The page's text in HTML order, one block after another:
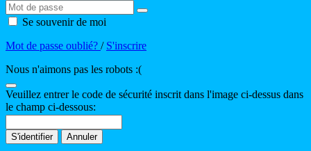
Se souvenir de moi
Mot de passe oublié? / S'inscrire
Nous n'aimons pas les robots :(
Veuillez entrer le code de sécurité inscrit dans l'image ci-dessus dans
le champ ci-dessous:
S'identifier Annuler